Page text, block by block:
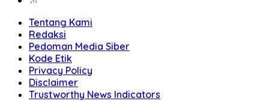
Tentang Kami
Redaksi
Pedoman Media Siber
Kode Etik
Privacy Policy
Disclaimer
Trustworthy News Indicators